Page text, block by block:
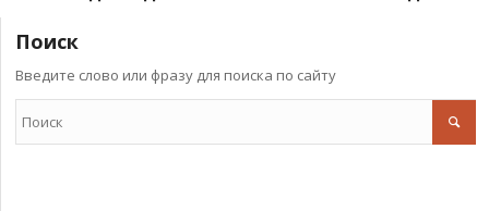
Поиск
Введите слово или фразу для поиска по сайту